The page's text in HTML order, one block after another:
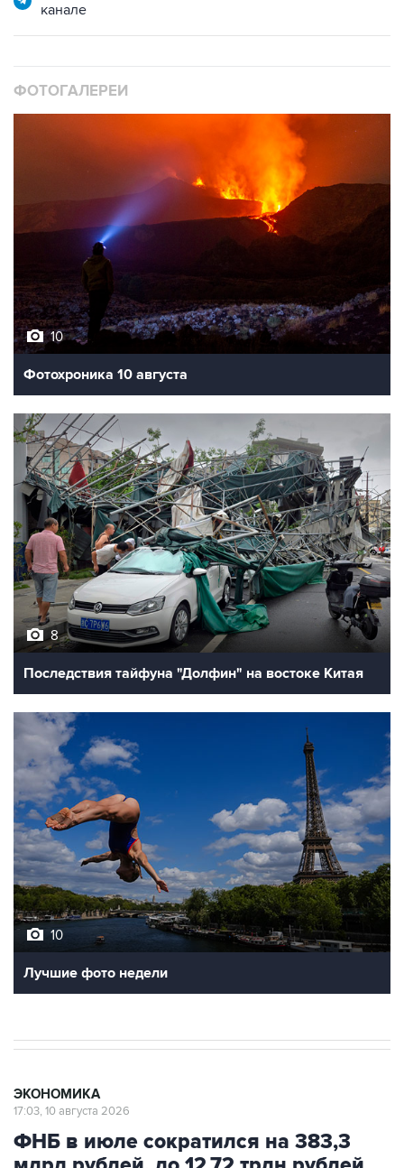
10
Фотохроника 10 августа
8
Последствия тайфуна "Долфин" на востоке Китая
10
Лучшие фото недели
ФНБ в июле сократился на 383,3
млрд рублей, до 12,72 трлн рублей